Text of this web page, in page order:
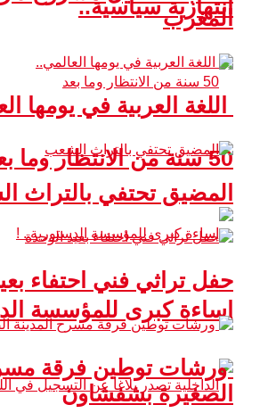
انتهازية سياسية..
50 سنة من الانتظار وما بعد
إساءة كبرى للمؤسسة
المغرب
اللغة العربية في يومها
المضيق تحتفي بالتراث
حفل تراثي فني احتفاء
ورشات توطين فرقة
الصغيرة بشفشاون